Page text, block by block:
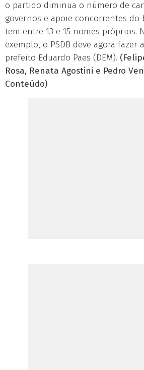
o partido diminua o número de
governos e apoie concorrentes do
tem entre 13 e 15 nomes próprios.
exemplo, o PSDB deve agora fazer
prefeito Eduardo Paes (DEM).
Rosa, Renata Agostini e Pedro
Conteúdo)